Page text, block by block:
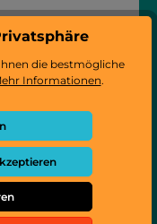
Sie Ihre Ersatzteil
Ersatzteilliste
die bestmögliche
Informationen.